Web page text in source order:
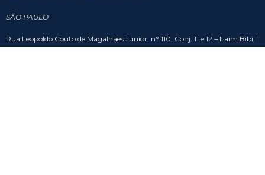
SÃO PAULO
Rua Leopoldo Couto de Magalhães Junior, n° 110, Conj. 11 e 12 – Itaim Bibi |